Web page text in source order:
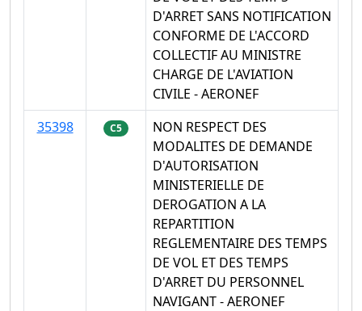
D'ARRET SANS NOTIFICATION
CONFORME DE L'ACCORD
COLLECTIF AU MINISTRE
CHARGE DE L'AVIATION
CIVILE - AERONEF
35398
C5
NON RESPECT DES
MODALITES DE DEMANDE
D'AUTORISATION
MINISTERIELLE DE
DEROGATION A LA
REPARTITION
REGLEMENTAIRE DES TEMPS
DE VOL ET DES TEMPS
D'ARRET DU PERSONNEL
NAVIGANT - AERONEF